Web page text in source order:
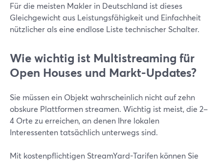
Für die meisten Makler in Deutschland ist dieses
Gleichgewicht aus Leistungsfähigkeit und Einfachheit
nützlicher als eine endlose Liste technischer Schalter.
Wie wichtig ist Multistreaming für
Open Houses und Markt-Updates?
Sie müssen ein Objekt wahrscheinlich nicht auf zehn
obskure Plattformen streamen. Wichtig ist meist, die 2–
4 Orte zu erreichen, an denen Ihre lokalen
Interessenten tatsächlich unterwegs sind.
Mit kostenpflichtigen StreamYard-Tarifen können Sie